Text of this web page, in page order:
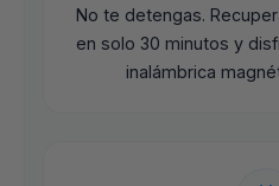
No te detengas.
en solo 30 minutos y
inalámbrica